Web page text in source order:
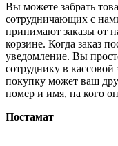
Вы можете забрать
сотрудничающих с
принимают заказы от
корзине. Когда заказ
уведомление. Вы
сотруднику в кассовой
покупку может ваш
номер и имя, на кого
Постамат